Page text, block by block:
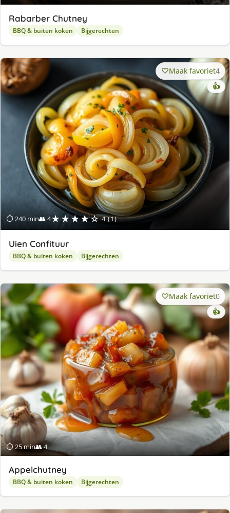
Rabarber Chutney
BBQ & buiten koken Bijgerechten
⏱ 240 min👥 4★★★★☆ 4 (1)
Maak favoriet4
👍
Uien Confituur
BBQ & buiten koken Bijgerechten
⏱ 25 min👥 4
Maak favoriet0
👍
Appelchutney
BBQ & buiten koken Bijgerechten